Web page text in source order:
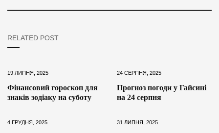
RELATED POST
19 ЛИПНЯ, 2025
Фінансовий гороскоп для
знаків зодіаку на суботу
24 СЕРПНЯ, 2025
Прогноз погоди у Гайсині
на 24 серпня
4 ГРУДНЯ, 2025 31 ЛИПНЯ, 2025